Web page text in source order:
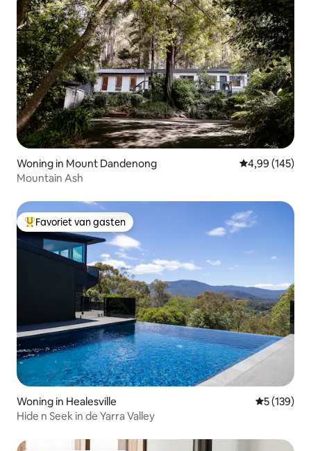
Woning in Mount Dandenong Gemiddelde
4,99 (145)
Mountain Ash
Topfavoriet van gasten
Favoriet van gasten
Woning in Healesville
5 (139)
Hide n Seek in de Yarra Valley